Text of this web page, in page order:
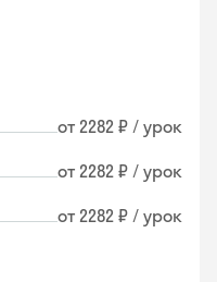
от 2282 ₽ / урок
от 2282 ₽ / урок
от 2282 ₽ / урок